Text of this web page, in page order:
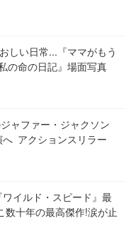
しい日常...『ママがもう
の命の日記』場面写真
ャファー・ジャクソン
アクションスリラー
イルド・スピード』最
数十年の最高傑作!涙が止